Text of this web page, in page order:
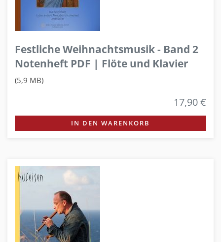
Festliche Weihnachtsmusik - Band 2
Notenheft PDF | Flöte und Klavier
(5,9 MB)
17,90 €
IN DEN WARENKORB